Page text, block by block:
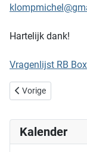
Hartelijk dank!
Vragenlijst RB
Vorig artikel: Brita
Vorige
Kalender